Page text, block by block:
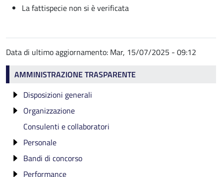
La fattispecie non si è verificata
Data di ultimo aggiornamento: Mar, 15/07/2025 - 09:12
Amministrazione trasparente
AMMINISTRAZIONE TRASPARENTE
Disposizioni generali
Atti generali
Riferimenti normativi su organizzazione e
attività
Atti amministrativi generali
Oneri informativi per cittadini e imprese
Piano triennale per la prevenzione della corruzione
e della trasparenza
Organizzazione
Titolari di incarichi politici, di amministrazione, di
direzione o di governo e titolari di incarichi
dirigenziali
Il Presidente
Cessati dall'incarico
Consulenti e collaboratori
Personale
Incarichi amministrativi di vertice
Dirigenti
Bandi di concorso
Bandi di concorso aperti
Performance